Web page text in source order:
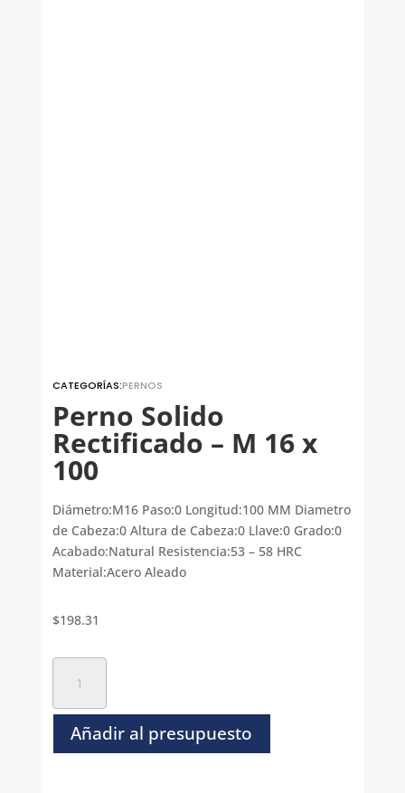
CATEGORÍAS:PERNOS
Perno Solido
Rectificado – M 16 x
100
Diámetro:M16 Paso:0 Longitud:100 MM Diametro
de Cabeza:0 Altura de Cabeza:0 Llave:0 Grado:0
Acabado:Natural Resistencia:53 – 58 HRC
Material:Acero Aleado
$198.31
Solido
Rectificado
M
Añadir al presupuesto